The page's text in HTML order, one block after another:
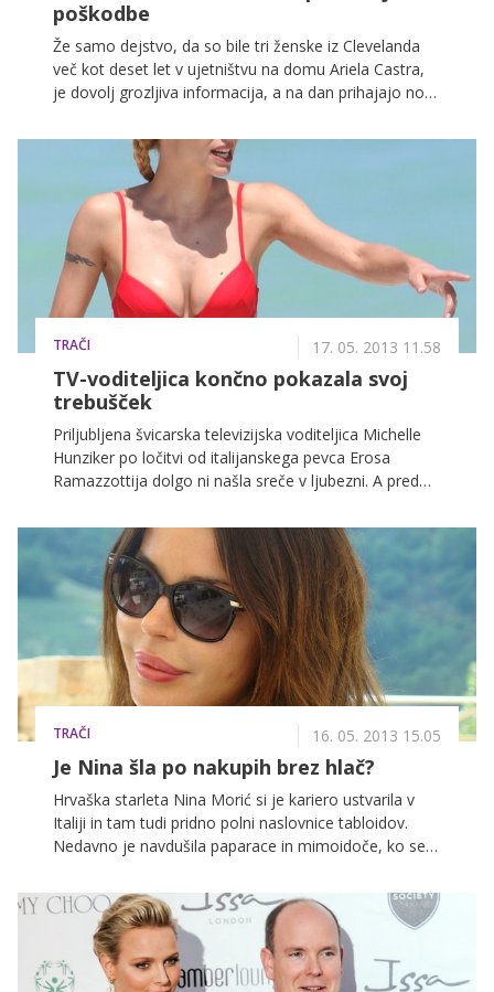
poškodbe
Že samo dejstvo, da so bile tri ženske iz Clevelanda
več kot deset let v ujetništvu na domu Ariela Castra,
je dovolj grozljiva informacija, a na dan prihajajo nove
svojimi žrtvami. Poleg uradnih policijskih poročil pa
prihajajo na dan pričevanja neimenovanih virov, ki
opisujejo hude poškodbe treh žensk, ki jih bodo
zaznamovale za vse življenje.
TRAČI 17. 05. 2013 11.58
TV-voditeljica končno pokazala svoj
trebušček
Priljubljena švicarska televizijska voditeljica Michelle
Hunziker po ločitvi od italijanskega pevca Erosa
Ramazzottija dolgo ni našla sreče v ljubezni. A pred
hiše Tommasa Trussardija, s katerim pričakujeta
naraščaj.
TRAČI 16. 05. 2013 15.05
Je Nina šla po nakupih brez hlač?
Hrvaška starleta Nina Morić si je kariero ustvarila v
Italiji in tam tudi pridno polni naslovnice tabloidov.
Nedavno je navdušila paparace in mimoidoče, ko se
kratkih hlačah, zaradi česar so se nekateri spraševali,
ali ni morda kakšnega kosa oblačila pozabila doma.